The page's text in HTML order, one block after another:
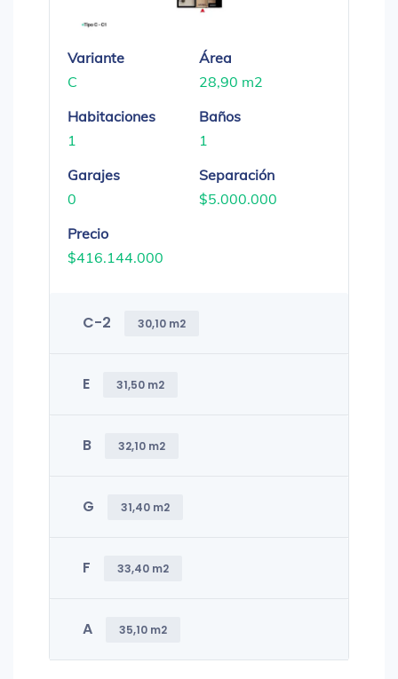
Variante
C
Área
28,90 m2
Habitaciones
1
Baños
1
Garajes
0
Separación
$5.000.000
Precio
$416.144.000
C-2 30,10 m2
E 31,50 m2
B 32,10 m2
G 31,40 m2
F 33,40 m2
A 35,10 m2